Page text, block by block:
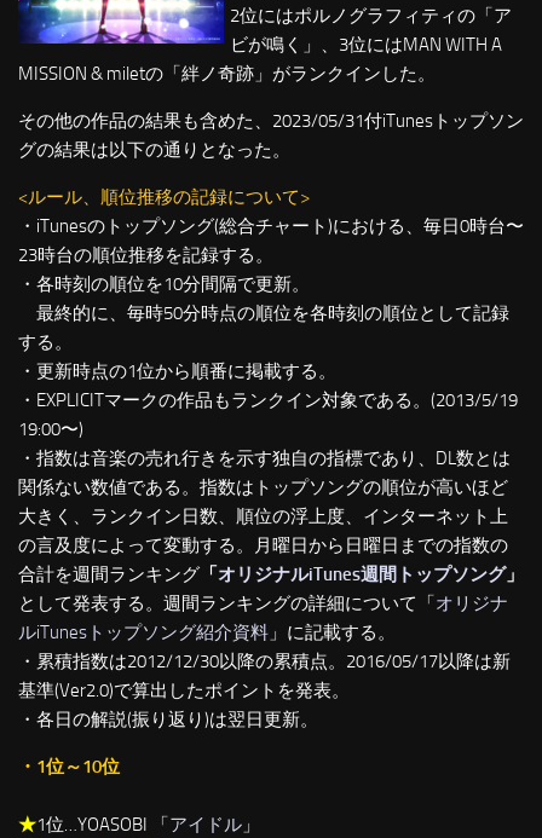
2位にはポルノグラフィティの「ア
ビが鳴く」、3位にはMAN WITH A
MISSION & miletの「絆ノ奇跡」がランクインした。
その他の作品の結果も含めた、2023/05/31付iTunesトップソン
グの結果は以下の通りとなった。
<ルール、順位推移の記録について>
・iTunesのトップソング(総合チャート)における、毎日0時台〜
23時台の順位推移を記録する。
・各時刻の順位を10分間隔で更新。
最終的に、毎時50分時点の順位を各時刻の順位として記録
する。
・更新時点の1位から順番に掲載する。
・EXPLICITマークの作品もランクイン対象である。(2013/5/19
19:00〜)
・指数は音楽の売れ行きを示す独自の指標であり、DL数とは
関係ない数値である。指数はトップソングの順位が高いほど
大きく、ランクイン日数、順位の浮上度、インターネット上
の言及度によって変動する。月曜日から日曜日までの指数の
合計を週間ランキング 「オリジナルiTunes週間トップソング」
として発表する。週間ランキングの詳細について「オリジナ
ルiTunesトップソング紹介資料 」に記載する。
・累積指数は2012/12/30以降の累積点。2016/05/17以降は新
基準(Ver2.0)で算出したポイントを発表。
・各日の解説(振り返り)は翌日更新。
・1位～10位
★1位…YOASOBI 「アイドル 」